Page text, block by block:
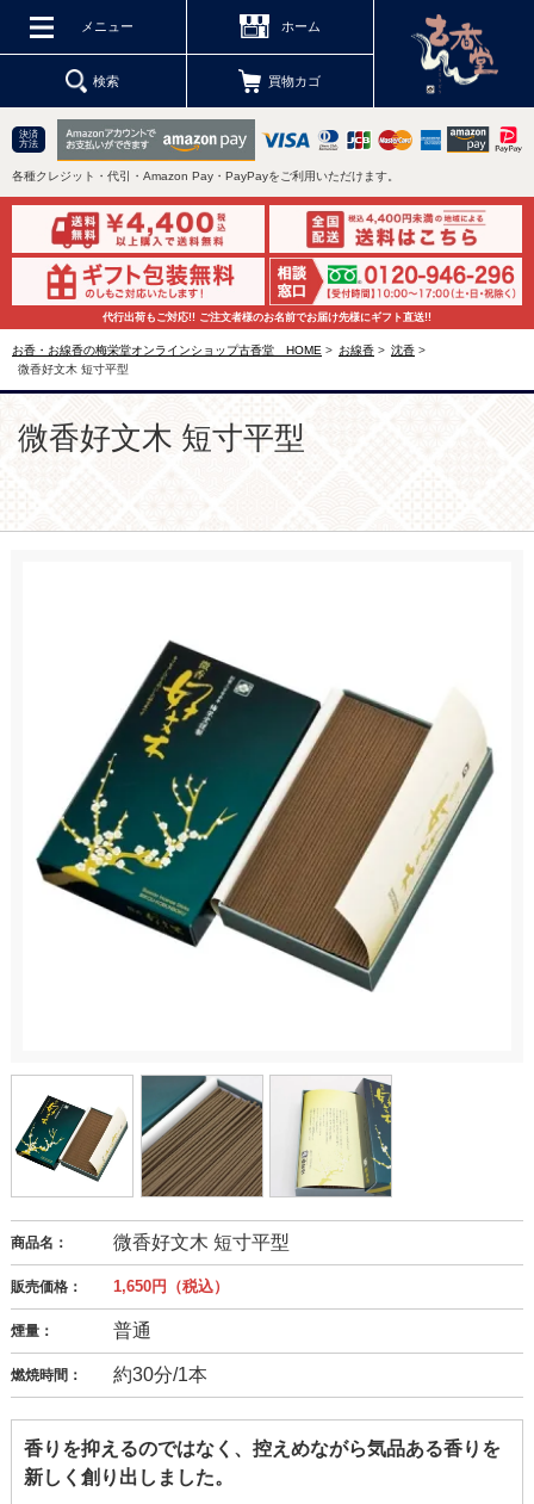
メニュー ホーム
検索 買物カゴ
決済
方法
各種クレジット・代引・Amazon Pay・PayPayをご利用いただけます。
代行出荷もご対応!! ご注文者様のお名前でお届け先様にギフト直送!!
お香・お線香の梅栄堂オンラインショップ古香堂 HOME > お線香 > 沈香 >
微香好文木 短寸平型
微香好文木 短寸平型
商品名： 微香好文木 短寸平型
販売価格： 1,650円（税込）
煙量： 普通
燃焼時間： 約30分/1本
香りを抑えるのではなく、控えめながら気品ある香りを
新しく創り出しました。